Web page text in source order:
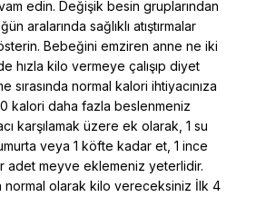
edin. Değişik besin gruplarından
aralarında sağlıklı atıştırmalar
Bebeğini emziren anne ne iki
hızla kilo vermeye çalışıp diyet
sırasında normal kalori ihtiyacınıza
kalori daha fazla beslenmeniz
karşılamak üzere ek olarak, 1 su
veya 1 köfte kadar et, 1 ince
adet meyve eklemeniz yeterlidir.
normal olarak kilo vereceksiniz İlk 4